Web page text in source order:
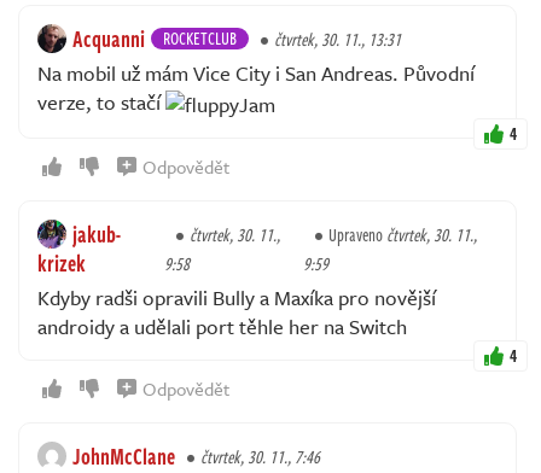
Acquanni ROCKETCLUB čtvrtek, 30. 11., 13:31
Na mobil už mám Vice City i San Andreas. Původní
verze, to stačí
4
Odpovědět
jakub-
krizek
čtvrtek, 30. 11.,
9:58
Upravenočtvrtek, 30. 11.,
9:59
Kdyby radši opravili Bully a Maxíka pro novější
androidy a udělali port těhle her na Switch
4
Odpovědět
JohnMcClane čtvrtek, 30. 11., 7:46